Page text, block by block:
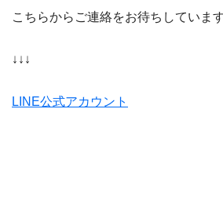
こちらからご連絡をお待ちしています
↓↓↓
LINE公式アカウント